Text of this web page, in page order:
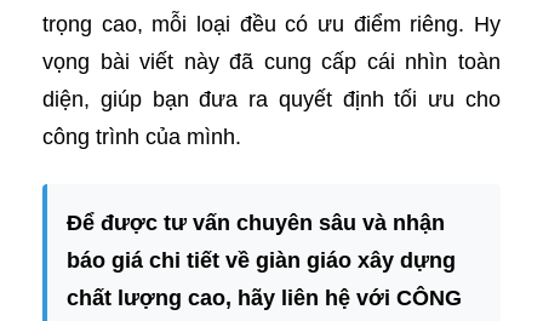
trọng cao, mỗi loại đều có ưu điểm riêng. Hy
vọng bài viết này đã cung cấp cái nhìn toàn
diện, giúp bạn đưa ra quyết định tối ưu cho
công trình của mình.
Để được tư vấn chuyên sâu và nhận
báo giá chi tiết về giàn giáo xây dựng
chất lượng cao, hãy liên hệ với CÔNG